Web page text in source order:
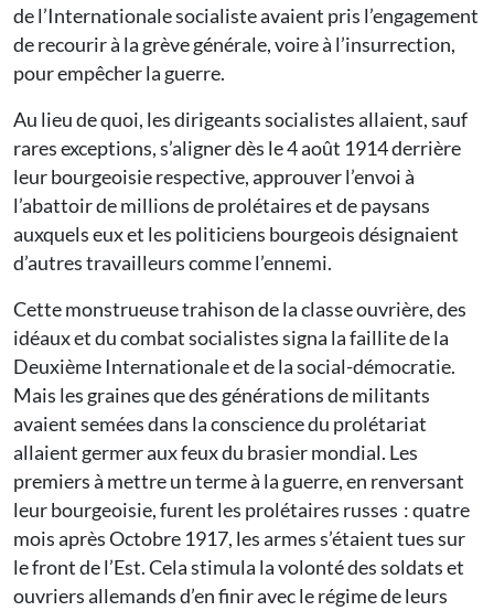
de l’Internationale socialiste avaient pris l’engagement
de recourir à la grève générale, voire à l’insurrection,
pour empêcher la guerre.
Au lieu de quoi, les dirigeants socialistes allaient, sauf
rares exceptions, s’aligner dès le 4 août 1914 derrière
leur bourgeoisie respective, approuver l’envoi à
l’abattoir de millions de prolétaires et de paysans
auxquels eux et les politiciens bourgeois désignaient
d’autres travailleurs comme l’ennemi.
Cette monstrueuse trahison de la classe ouvrière, des
idéaux et du combat socialistes signa la faillite de la
Deuxième Internationale et de la social-démocratie.
Mais les graines que des générations de militants
avaient semées dans la conscience du prolétariat
allaient germer aux feux du brasier mondial. Les
premiers à mettre un terme à la guerre, en renversant
leur bourgeoisie, furent les prolétaires russes : quatre
mois après Octobre 1917, les armes s’étaient tues sur
le front de l’Est. Cela stimula la volonté des soldats et
ouvriers allemands d’en finir avec le régime de leurs